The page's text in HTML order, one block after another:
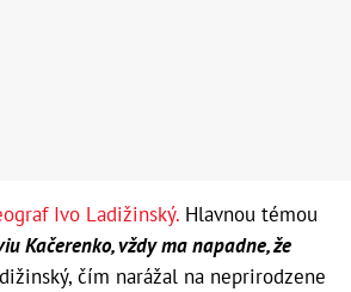
Ivo Ladižinský. Hlavnou témou
Kačerenko, vždy ma napadne, že
čím narážal na neprirodzene